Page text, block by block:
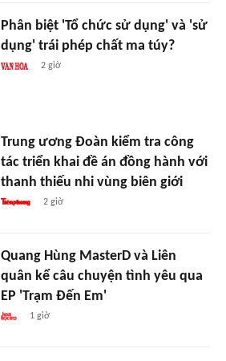
Phân biệt 'Tổ chức sử dụng' và 'sử
dụng' trái phép chất ma túy?
2 giờ
Trung ương Đoàn kiểm tra công
tác triển khai đề án đồng hành với
thanh thiếu nhi vùng biên giới
2 giờ
Quang Hùng MasterD và Liên
quân kể câu chuyện tình yêu qua
EP 'Trạm Đến Em'
1 giờ